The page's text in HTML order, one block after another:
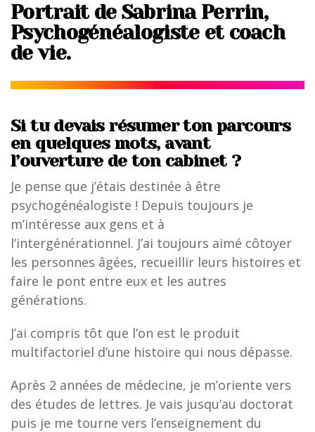
Portrait de Sabrina Perrin,
Psychogénéalogiste et coach
de vie.
Si tu devais résumer ton parcours
en quelques mots, avant
l’ouverture de ton cabinet ?
Je pense que j’étais destinée à être
psychogénéalogiste ! Depuis toujours je
m’intéresse aux gens et à
l’intergénérationnel. J’ai toujours aimé côtoyer
les personnes âgées, recueillir leurs histoires et
faire le pont entre eux et les autres
générations.
J’ai compris tôt que l’on est le produit
multifactoriel d’une histoire qui nous dépasse.
Après 2 années de médecine, je m’oriente vers
des études de lettres. Je vais jusqu’au doctorat
puis je me tourne vers l’enseignement du